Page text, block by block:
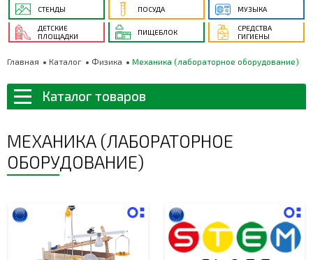
СТЕНДЫ ПОСУДА МУЗЫКА
ДЕТСКИЕ
ПЛОЩАДКИ
ПИЩЕБЛОК
СРЕДСТВА
ГИГИЕНЫ
Главная Каталог Физика Механика (лабораторное оборудование)
Каталог товаров
МЕХАНИКА (ЛАБОРАТОРНОЕ
ОБОРУДОВАНИЕ)